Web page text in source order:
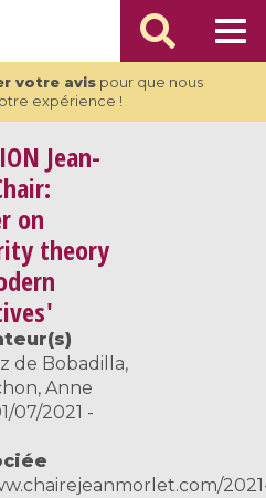
votre avispour que nous
expérience !
Jean-
on
theory
de Bobadilla,
Anne
07/2021 -